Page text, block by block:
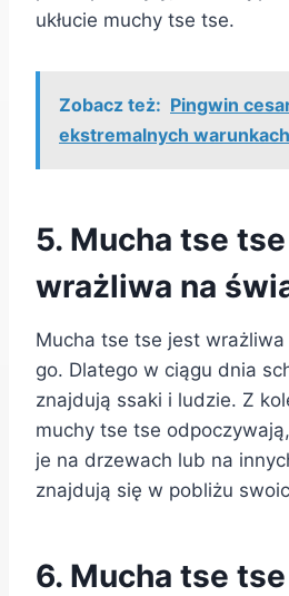
ukłucie muchy tse tse.
Zobacz też: Pingwin
ekstremalnych
5. Mucha tse
wrażliwa na
Mucha tse tse jest wrażliwa
go. Dlatego w ciągu dnia
znajdują ssaki i ludzie. Z
muchy tse tse
je na drzewach lub na
znajdują się w pobliżu
6. Mucha tse